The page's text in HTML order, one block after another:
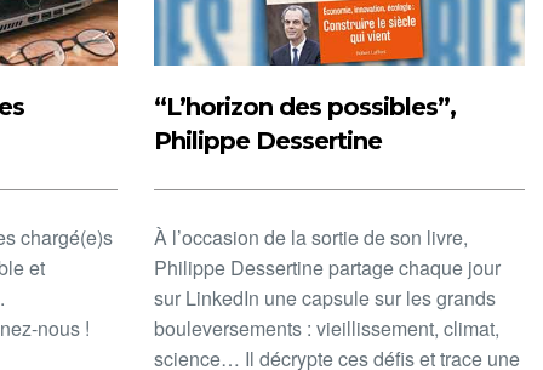
chargé(e)s
et
nous !
“L’horizon des possibles”,
Philippe Dessertine
À l’occasion de la sortie de son livre,
Philippe Dessertine partage chaque jour
sur LinkedIn une capsule sur les grands
bouleversements : vieillissement, climat,
science… Il décrypte ces défis et trace une